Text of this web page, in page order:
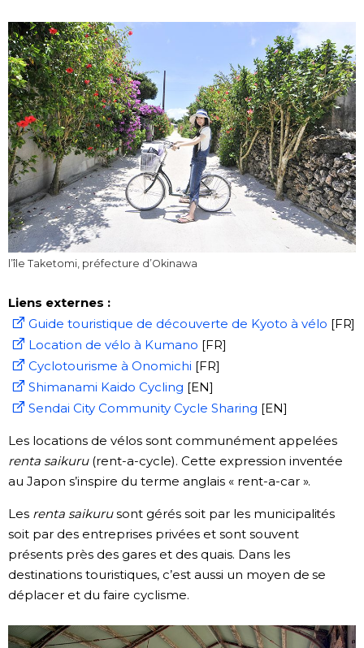
Tokyo
l’île Taketomi, préfecture d’Okinawa
Liens externes :
Guide touristique de découverte de Kyoto à vélo [FR]
Location de vélo à Kumano [FR]
Cyclotourisme à Onomichi [FR]
Shimanami Kaido Cycling [EN]
Sendai City Community Cycle Sharing [EN]
Les locations de vélos sont communément appelées
renta saikuru(rent-a-cycle). Cette expression inventée
au Japon s’inspire du terme anglais « rent-a-car ».
Les renta saikurusont gérés soit par les municipalités
soit par des entreprises privées et sont souvent
présents près des gares et des quais. Dans les
destinations touristiques, c’est aussi un moyen de se
déplacer et du faire cyclisme.